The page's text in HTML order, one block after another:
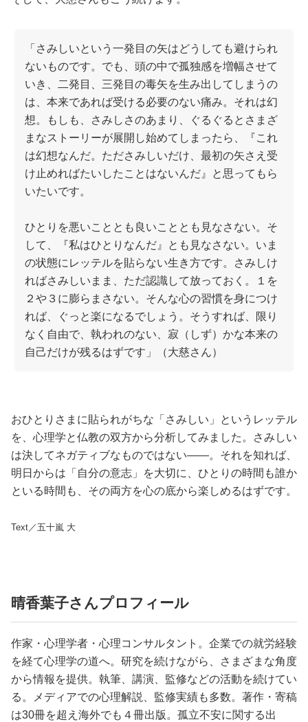
「さみしいという一発目の矢はどうしても避けられ
ないものです。でも、頭の中で孤独感を増幅させて
いき、二発目、三発目の毒矢を生み出してしまうの
は、本来であれば受ける必要のない痛み。それは幻
想。もしも、さみしさのあまり、ぐるぐるとさまざ
まなストーリーが展開し始めてしまったら、『これ
は幻想なんだ。たださみしいだけ、最初の矢さえ受
け止めればたいしたことはないんだ』と思ってもら
いたいです。
ひとりを悪いこととも良いこととも見なさない。そ
して、『私はひとりなんだ』とも見なさない。いま
の状態にレッテルを貼らない生き方です。さみしけ
ればさみしいまま、ただ認識して放っておく。１を
２や３に膨らまさない。そんな心の習慣を身につけ
れば、ぐっと楽になるでしょう。そうすれば、限り
なく自由で、執われのない、寂（しず）かな本来の
自己だけが残るはずです」（大慈さん）
おひとりさまに貼られがちな「さみしい」というレッテル
を、心理学と仏教の双方から分析してみました。さみしい
は決してネガティブなものではない――。それを知れば、
明日からは「自分の意志」を大切に、ひとりの時間も誰か
といる時間も、その両方を心の底から楽しめるはずです。
Text／五十嵐 大
晴香葉子さんプロフィール
作家・心理学者・心理コンサルタント。企業での就労経験
を経て心理学の道へ。研究を続けながら、さまざまな角度
から情報を提供。執筆、講演、監修などの活動を続けてい
る。メディアでの心理解説、監修実績も多数。著作・寄稿
は30冊を超え海外でも４冊出版。孤立不安に関する出